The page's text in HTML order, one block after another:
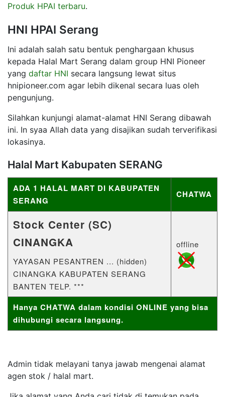
Produk HPAI terbaru.
HNI HPAI Serang
Ini adalah salah satu bentuk penghargaan khusus
kepada Halal Mart Serang dalam group HNI Pioneer
yang daftar HNI secara langsung lewat situs
hnipioneer.com agar lebih dikenal secara luas oleh
pengunjung.
Silahkan kunjungi alamat-alamat HNI Serang dibawah
ini. In syaa Allah data yang disajikan sudah terverifikasi
lokasinya.
Halal Mart Kabupaten SERANG
ADA 1 HALAL MART DI KABUPATEN
SERANG
CHATWA
Stock Center (SC)
CINANGKA
YAYASAN PESANTREN ... (hidden)
CINANGKA KABUPATEN SERANG
BANTEN TELP. ***
offline
Hanya CHATWA dalam kondisi ONLINE yang bisa
dihubungi secara langsung.
Admin tidak melayani tanya jawab mengenai alamat
agen stok / halal mart.